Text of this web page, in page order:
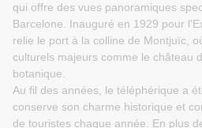
qui offre des vues panoramiques
Barcelone. Inauguré en 1929 pour
relie le port à la colline de Montjuïc,
culturels majeurs comme le château
botanique.
Au fil des années, le téléphérique a
conserve son charme historique et
de touristes chaque année. En plus